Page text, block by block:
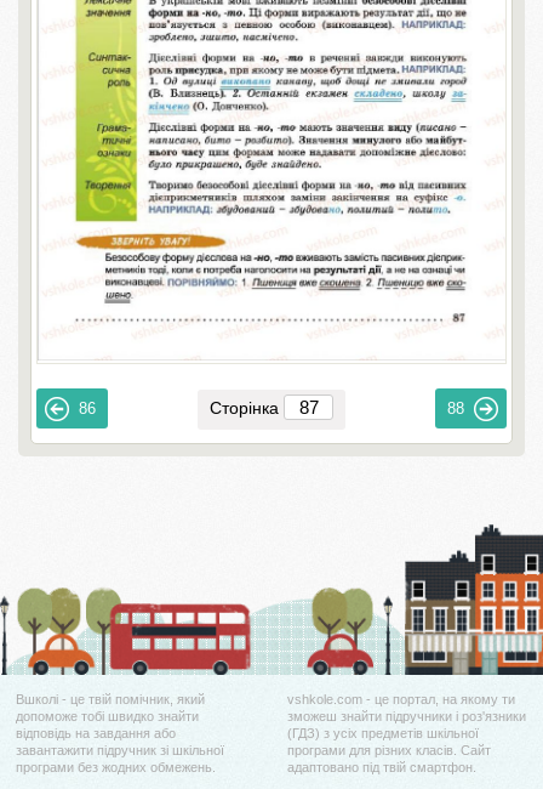
86 Сторінка 88
Вшколі - це твій помічник, який
допоможе тобі швидко знайти
відповідь на завдання або
завантажити підручник зі шкільної
програми без жодних обмежень.
vshkole.com - це портал, на якому ти
зможеш знайти підручники і роз'язники
(ГДЗ) з усіх предметів шкільної
програми для різних класів. Сайт
адаптовано під твій смартфон.